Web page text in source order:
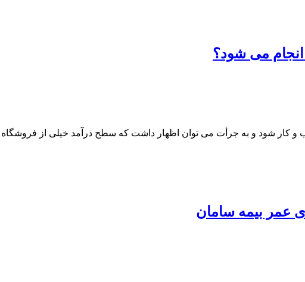
می شود؟
شود و به جرأت می توان اظهار داشت كه سطح درآمد خیلی از فروشگاه
عمر بیمه سامان